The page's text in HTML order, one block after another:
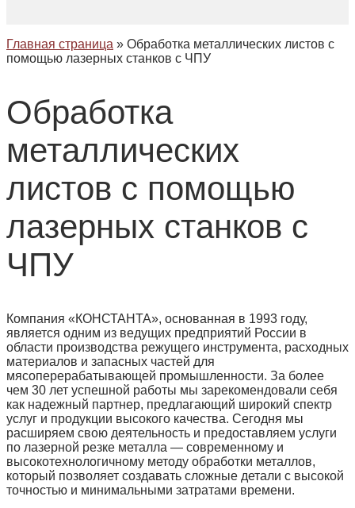
Главная страница » Обработка металлических листов с
помощью лазерных станков с ЧПУ
Обработка
металлических
листов с помощью
лазерных станков с
ЧПУ
Компания «КОНСТАНТА», основанная в 1993 году,
является одним из ведущих предприятий России в
области производства режущего инструмента, расходных
материалов и запасных частей для
мясоперерабатывающей промышленности. За более
чем 30 лет успешной работы мы зарекомендовали себя
как надежный партнер, предлагающий широкий спектр
услуг и продукции высокого качества. Сегодня мы
расширяем свою деятельность и предоставляем услуги
по лазерной резке металла — современному и
высокотехнологичному методу обработки металлов,
который позволяет создавать сложные детали с высокой
точностью и минимальными затратами времени.